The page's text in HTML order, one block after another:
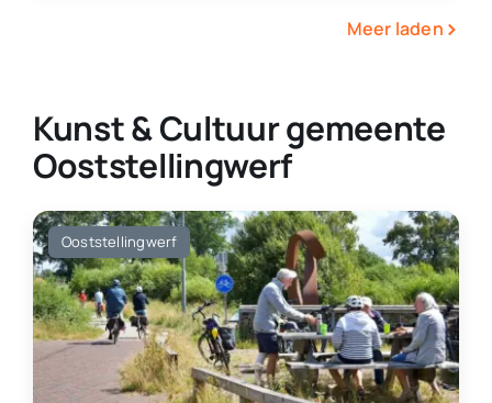
Meer laden ›
Kunst & Cultuur gemeente
Ooststellingwerf
Ooststellingwerf